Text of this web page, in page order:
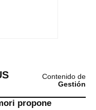
Contenido de
Gestión
propone